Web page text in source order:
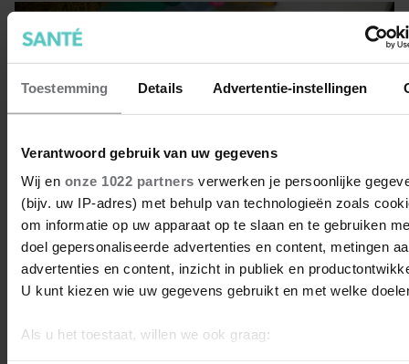
Toestemming Details Advertentie-instellingen
Verantwoord gebruik van uw gegevens
Wij en onze 1022 partners verwerken je persoonlijke
(bijv. uw IP-adres) met behulp van technologieën zoals
om informatie op uw apparaat op te slaan en te gebruiken
doel gepersonaliseerde advertenties en content, metingen
advertenties en content, inzicht in publiek en
U kunt kiezen wie uw gegevens gebruikt en met welke
Als u het toestaat, willen we ook graag:
Je koelkast indelen: dit is de
ideale indeling